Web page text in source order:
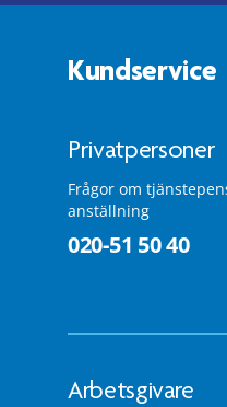
Kundservice
Privatpersoner
Frågor om
anställning
020-51 50 40
Arbetsgivare